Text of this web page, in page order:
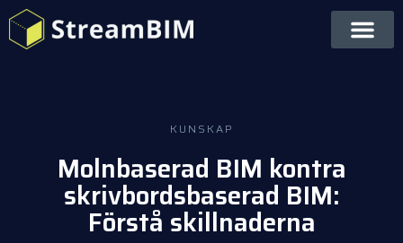
KUNSKAP
Molnbaserad BIM kontra
skrivbordsbaserad BIM:
Förstå skillnaderna